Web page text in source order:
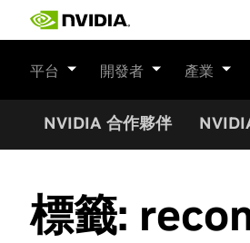
平台 開發者 產業
NVIDIA 合作夥伴
標籤: